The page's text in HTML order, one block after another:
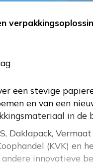
een stevige
en van een
in de
Daklapack,
(KVK) en
innovatieve